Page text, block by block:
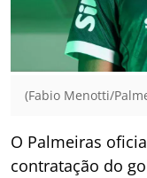
(Fabio Menotti/
O Palmeiras
contratação do